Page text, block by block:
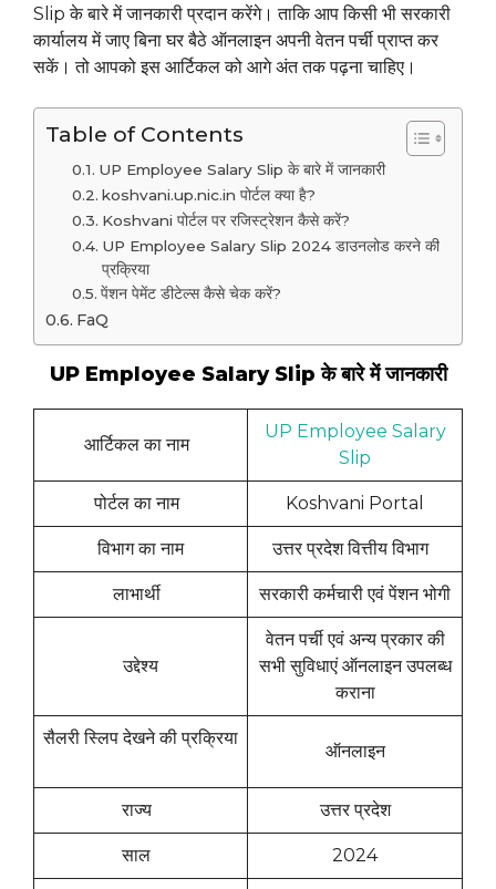
Slip के बारे में जानकारी प्रदान करेंगे। ताकि आप किसी भी सरकारी
कार्यालय में जाए बिना घर बैठे ऑनलाइन अपनी वेतन पर्ची प्राप्त कर
सकें। तो आपको इस आर्टिकल को आगे अंत तक पढ़ना चाहिए।
Table of Contents
UP Employee Salary Slip के बारे में जानकारी
koshvani.up.nic.in पोर्टल क्या है?
Koshvani पोर्टल पर रजिस्ट्रेशन कैसे करें?
UP Employee Salary Slip 2024 डाउनलोड करने की
प्रक्रिया
पेंशन पेमेंट डीटेल्स कैसे चेक करें?
FaQ
UP Employee Salary Slip के बारे में जानकारी
आर्टिकल का नाम
UP Employee Salary
Slip
पोर्टल का नाम Koshvani Portal
विभाग का नाम उत्तर प्रदेश वित्तीय विभाग
लाभार्थी सरकारी कर्मचारी एवं पेंशन भोगी
उद्देश्य
वेतन पर्ची एवं अन्य प्रकार की
सभी सुविधाएं ऑनलाइन उपलब्ध
कराना
सैलरी स्लिप देखने की प्रक्रिया
ऑनलाइन
राज्य उत्तर प्रदेश
साल 2024